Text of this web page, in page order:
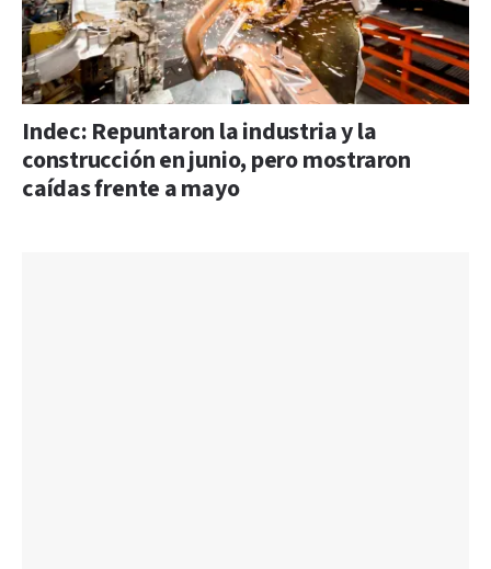
Indec: Repuntaron la industria y la
construcción en junio, pero mostraron
caídas frente a mayo